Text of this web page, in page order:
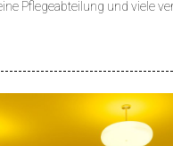
Pflegeabteilung und viele